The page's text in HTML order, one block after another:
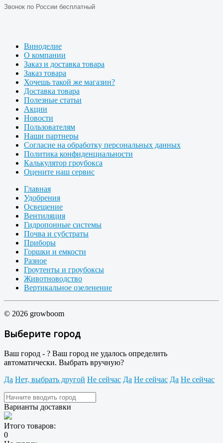
Звонок по России бесплатный
Виноделие
О компании
Заказ и доставка товара
Заказ товара
Хочешь такой же магазин?
Доставка товара
Полезные статьи
Акции
Новости
Пользователям
Наши партнеры
Согласие на обработку персональных данных
Политика конфиденциальности
Калькулятор гроубокса
Оцените наш сервис
Главная
Удобрения
Освещение
Вентиляция
Гидропонные системы
Почва и субстраты
Приборы
Горшки и емкости
Разное
Гроутенты и гроубоксы
Животноводство
Вертикальное озеленение
© 2026 growboom
Выберите город
Ваш город - ? Ваш город не удалось определить
автоматически. Выбрать вручную?
Да Нет, выбрать другой Не сейчас Да Не сейчас Да Не сейчас
Варианты доставки
Итого товаров:
0